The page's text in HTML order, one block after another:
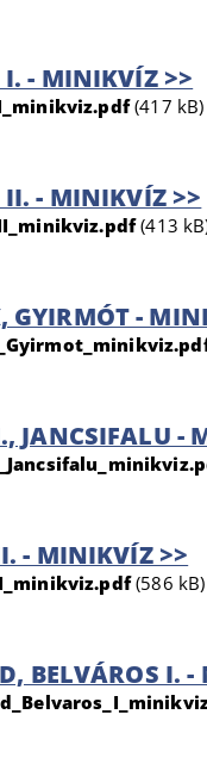
- MINIKVÍZ >>
(417 kB)
II. - MINIKVÍZ >>
(413
GYIRMÓT -
JANCSIFALU -
- MINIKVÍZ >>
(586 kB)
BELVÁROS I.